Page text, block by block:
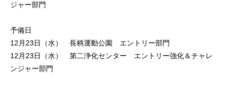
ジャー部門
予備日
12月23日（水） 長柄運動公園 エントリー部門
12月23日（水） 第二浄化センター エントリー強化＆チャレ
ンジャー部門